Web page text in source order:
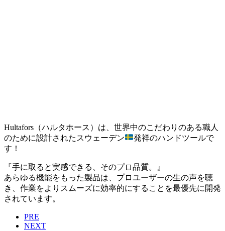
Hultafors（ハルタホース）は、世界中のこだわりのある職人
のために設計されたスウェーデン
発祥のハンドツールで
す！
『手に取ると実感できる、そのプロ品質。』
あらゆる機能をもった製品は、プロユーザーの生の声を聴
き、作業をよりスムーズに効率的にすることを最優先に開発
されています。
PRE
NEXT